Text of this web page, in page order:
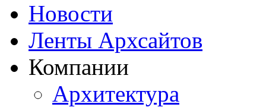
Новости
Ленты Архсайтов
Компании
Архитектура